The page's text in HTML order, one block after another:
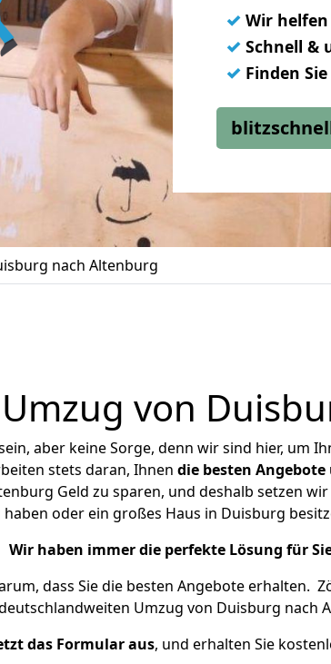
✓ Wir
✓ Schnell &
✓ Finden
nach Altenburg
von
aber keine Sorge, denn wir sind hier, um
stets daran, Ihnen die besten Angebote
Geld zu sparen, und deshalb setzen
oder ein großes Haus in Duisburg
Wir haben immer die perfekte Lösung für
dass Sie die besten Angebote erhalten.
Umzug von Duisburg nach
das Formular aus, und erhalten Sie